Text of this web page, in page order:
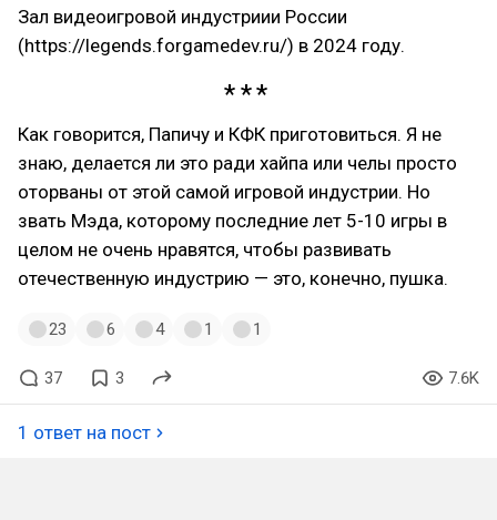
Зал видеоигровой индустриии России
(https://legends.forgamedev.ru/) в 2024 году.
Как говорится, Папичу и КФК приготовиться. Я не
знаю, делается ли это ради хайпа или челы просто
оторваны от этой самой игровой индустрии. Но
звать Мэда, которому последние лет 5-10 игры в
целом не очень нравятся, чтобы развивать
отечественную индустрию — это, конечно, пушка.
23 6 4 1 1
37 3 7.6K
1 ответ на пост